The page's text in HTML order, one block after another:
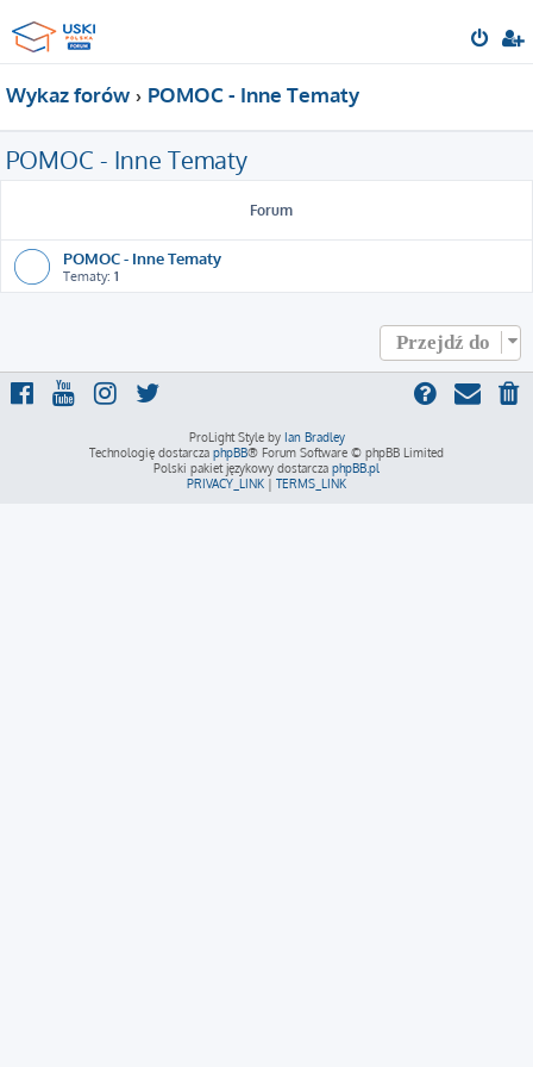
Wykaz forów POMOC - Inne Tematy
POMOC - Inne Tematy
Forum
POMOC - Inne Tematy
Tematy: 1
Przejdź do
ProLight Style by Ian Bradley
Technologię dostarcza phpBB® Forum Software © phpBB Limited
Polski pakiet językowy dostarcza phpBB.pl
PRIVACY_LINK | TERMS_LINK